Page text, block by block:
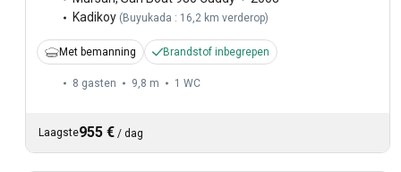
Kadikoy ( Buyukada : 16,2 km verderop)
Met bemanning Brandstof inbegrepen
8 gasten 9,8 m 1 WC
Laagste955 € / dag